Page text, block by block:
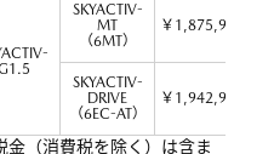
SKYACTIV-
MT
（6MT）
￥1,875,960
SKYACTIV-
DRIVE
（6EC-AT）
￥1,942,920
（消費税を除く）は含ま